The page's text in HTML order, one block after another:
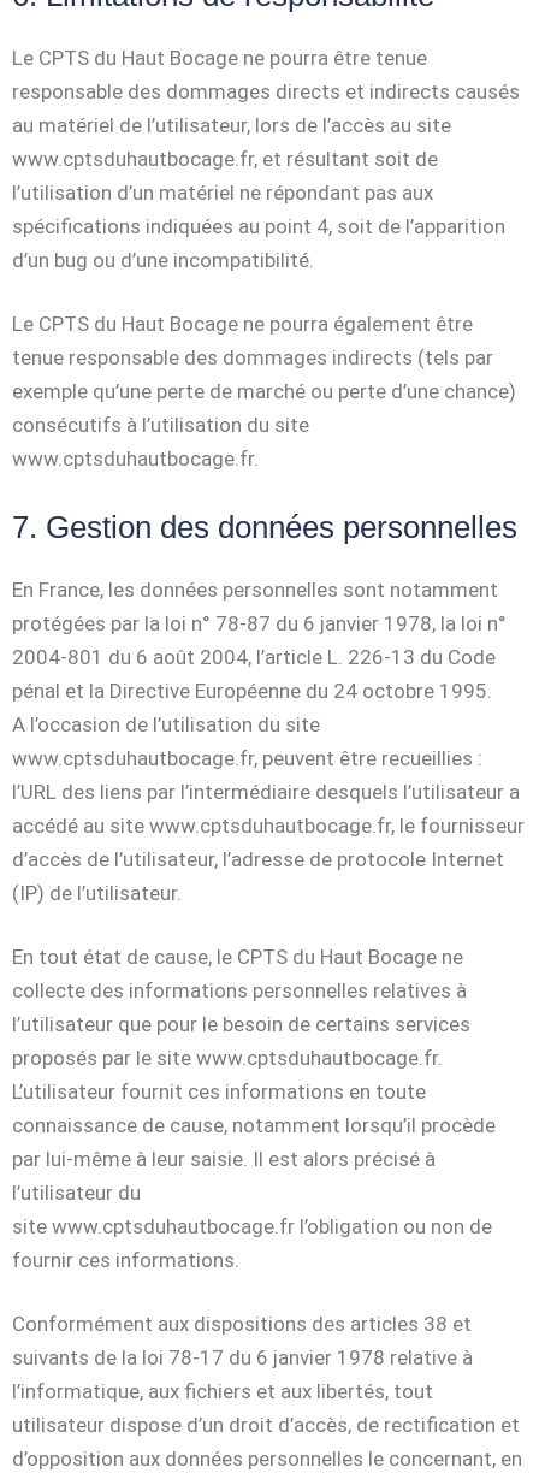
Le CPTS du Haut Bocage ne pourra être tenue
responsable des dommages directs et indirects causés
au matériel de l’utilisateur, lors de l’accès au site
www.cptsduhautbocage.fr, et résultant soit de
l’utilisation d’un matériel ne répondant pas aux
spécifications indiquées au point 4, soit de l’apparition
d’un bug ou d’une incompatibilité.
Le CPTS du Haut Bocage ne pourra également être
tenue responsable des dommages indirects (tels par
exemple qu’une perte de marché ou perte d’une chance)
consécutifs à l’utilisation du site
www.cptsduhautbocage.fr.
7. Gestion des données personnelles
En France, les données personnelles sont notamment
protégées par la loi n° 78-87 du 6 janvier 1978, la loi n°
2004-801 du 6 août 2004, l’article L. 226-13 du Code
pénal et la Directive Européenne du 24 octobre 1995.
A l’occasion de l’utilisation du site
www.cptsduhautbocage.fr, peuvent être recueillies :
l’URL des liens par l’intermédiaire desquels l’utilisateur a
accédé au site www.cptsduhautbocage.fr, le fournisseur
d’accès de l’utilisateur, l’adresse de protocole Internet
(IP) de l’utilisateur.
En tout état de cause, le CPTS du Haut Bocage ne
collecte des informations personnelles relatives à
l’utilisateur que pour le besoin de certains services
proposés par le site www.cptsduhautbocage.fr.
L’utilisateur fournit ces informations en toute
connaissance de cause, notamment lorsqu’il procède
par lui-même à leur saisie. Il est alors précisé à
l’utilisateur du
site www.cptsduhautbocage.fr l’obligation ou non de
fournir ces informations.
Conformément aux dispositions des articles 38 et
suivants de la loi 78-17 du 6 janvier 1978 relative à
l’informatique, aux fichiers et aux libertés, tout
utilisateur dispose d’un droit d’accès, de rectification et
d’opposition aux données personnelles le concernant, en